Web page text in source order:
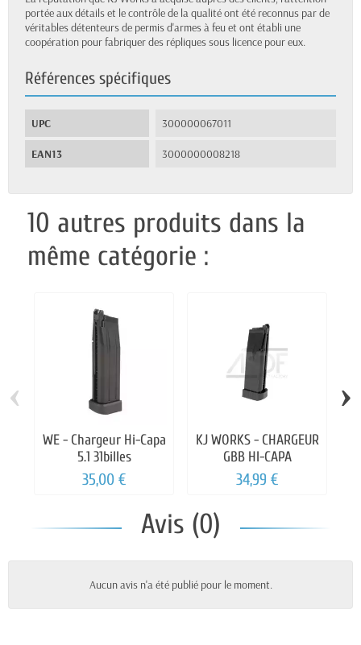
portée aux détails et le contrôle de la qualité ont été reconnus par de
véritables détenteurs de permis d'armes à feu et ont établi une
coopération pour fabriquer des répliques sous licence pour eux.
Références spécifiques
UPC 300000067011
EAN13 3000000008218
10 autres produits dans la
même catégorie :
WE - Chargeur Hi-Capa
5.1 31billes
35,00 €
KJ WORKS - CHARGEUR
GBB HI-CAPA
34,99 €
‹ ›
Avis (0)
Aucun avis n'a été publié pour le moment.